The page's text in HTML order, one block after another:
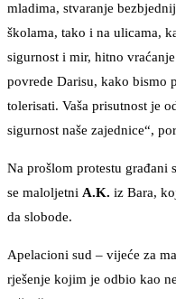
mladima, stvaranje
školama, tako i na ulicama,
sigurnost i mir, hitno
povrede Darisu, kako bismo
tolerisati. Vaša prisutnost je
sigurnost naše zajednice“,
Na prošlom protestu građani
se maloljetni A.K. iz Bara,
da slobode.
Apelacioni sud – vijeće za
rješenje kojim je odbio kao